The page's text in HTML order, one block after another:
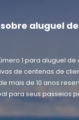
aluguel
1 para aluguel de
de centenas de
mais de 10 anos
para seus passeios